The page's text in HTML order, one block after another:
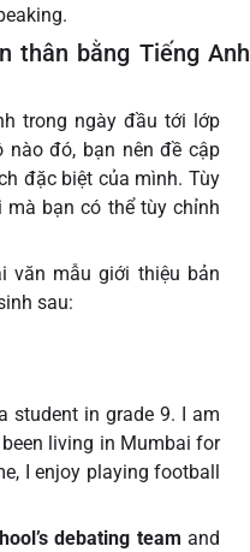
thân bằng Tiếng Anh
trong ngày đầu tới lớp
nào đó, bạn nên đề cập
đặc biệt của mình. Tùy
bạn có thể tùy chỉnh
văn mẫu giới thiệu bản
sau:
student in grade 9. I am
living in Mumbai for
I enjoy playing football
debating team and